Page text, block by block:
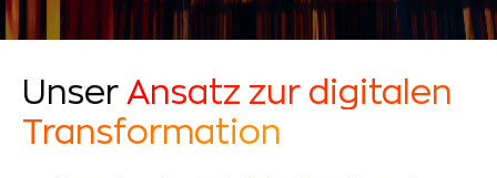
Unser Ansatz zur digitalen
Transformation